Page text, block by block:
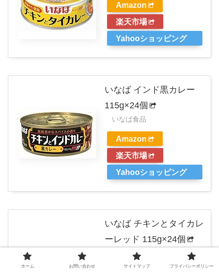
Amazon
楽天市場
Yahooショッピング
いなば インド黒カレー
115g×24個
いなば食品
Amazon
楽天市場
Yahooショッピング
いなば チキンとタイカレ
ーレッド 115g×24個
いなば食品
ホーム お問い合わせ サイトマップ プライバシーポリシー